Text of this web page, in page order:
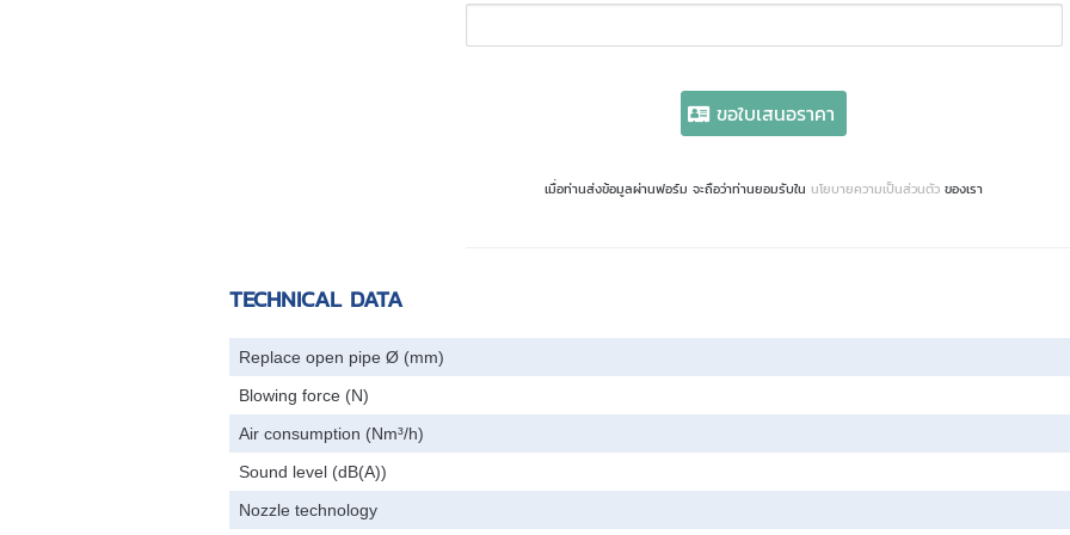
ขอใบเสนอราคา
เมื่อท่านส่งข้อมูลผ่านฟอร์ม จะถือว่าท่านยอมรับใน นโยบายความเป็นส่วนตัว ของเรา
TECHNICAL DATA
Replace open pipe Ø (mm)
Blowing force (N)
Air consumption (Nm³/h)
Sound level (dB(A))
Nozzle technology